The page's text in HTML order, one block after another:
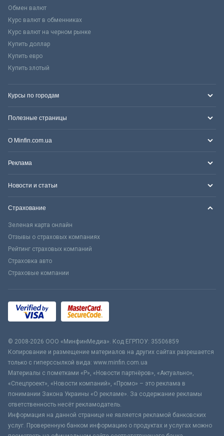
Обмен валют
Курс валют в обменниках
Курс валют на черном рынке
Купить доллар
Купить евро
Купить злотый
Курсы по городам
Полезные страницы
О Minfin.com.ua
Реклама
Новости и статьи
Страхование
Зеленая карта онлайн
Отзывы о страховых компаниях
Рейтинг страховых компаний
Страховка авто
Страховые компании
© 2008-2026 ООО «МинфинМедиа». Код ЕГРПОУ: 35506859
Копирование и размещение материалов на других сайтах разрешается
только с гиперссылкой вида: www.minfin.com.ua
Материалы с пометками «Р», «Новости партнёров», «Актуально»,
«Спецпроект», «Новости компаний», «Промо» – это реклама в
понимании Закона Украины «О рекламе». За содержание рекламы
ответственность несёт рекламодатель.
Информация на данной странице не является рекламой банковских
услуг. Проверенную банком информацию о продуктах и услугах можно